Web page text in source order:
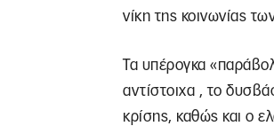
νίκη της κοινωνίας
Τα υπέρογκα
αντίστοιχα , το
κρίσης, καθώς και ο